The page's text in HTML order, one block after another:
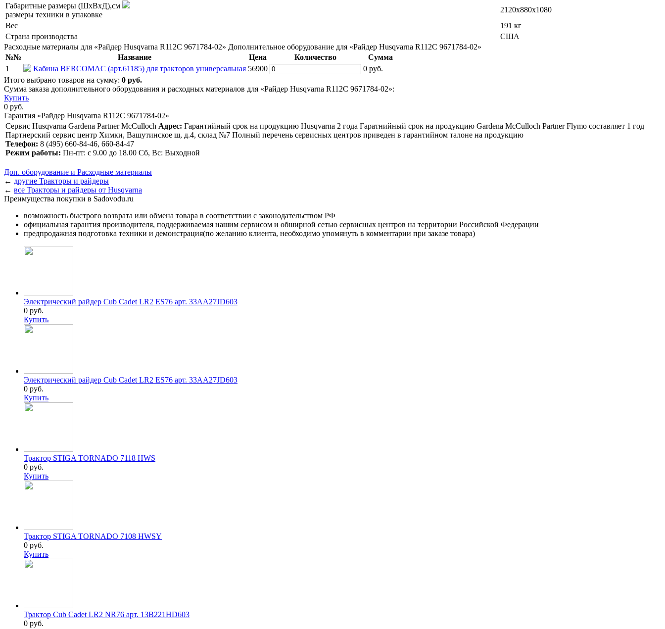
Габаритные размеры (ШхВхД),см
размеры техники в упаковке
2120х880х1080
Вес
191 кг
Страна производства
США
Расходные материалы для «Райдер Husqvarna R112C 9671784-02» Дополнительное оборудование для «Райдер Husqvarna R112C 9671784-02»
№№
Название Цена Количество
Сумма
1
Кабина BERCOMAC (арт.61185) для тракторов универсальная 56900 0 руб.
Итого выбрано товаров на сумму: 0 руб.
Сумма заказа дополнительного оборудования и расходных материалов для «Райдер Husqvarna R112C 9671784-02»:
Купить
0 руб.
Гарантия «Райдер Husqvarna R112C 9671784-02»
Сервис Husqvarna Gardena Partner McCulloch Адрес: Гарантийный срок на продукцию Husqvarna 2 года Гаратнийный срок на продукцию Gardena McCulloch Partner Flymo составляет 1 год
Партнерский сервис центр Химки, Вашутинское ш, д.4, склад №7 Полный перечень сервисных центров приведен в гарантийном талоне на продукцию
Телефон: 8 (495) 660-84-46, 660-84-47
Режим работы: Пн-пт: с 9.00 до 18.00 Сб, Вс: Выходной
Доп. оборудование и Расходные материалы
← другие Тракторы и райдеры
← все Тракторы и райдеры от Husqvarna
Преимущества покупки в Sadovodu.ru
возможность быстрого возврата или обмена товара в соответствии с законодательством РФ
официальная гарантия производителя, поддерживаемая нашим сервисом и обширной сетью сервисных центров на территории Российской Федерации
предпродажная подготовка техники и демонстрация(по желанию клиента, необходимо упомянуть в комментарии при заказе товара)
Электрический райдер Cub Cadet LR2 ES76 арт. 33AA27JD603
0 руб.
Купить
Электрический райдер Cub Cadet LR2 ES76 арт. 33AA27JD603
0 руб.
Купить
Трактор STIGA TORNADO 7118 HWS
0 руб.
Купить
Трактор STIGA TORNADO 7108 HWSY
0 руб.
Купить
Трактор Cub Cadet LR2 NR76 арт. 13B221HD603
0 руб.